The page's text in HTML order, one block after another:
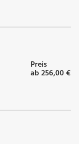
Preis
ab 256,00 €